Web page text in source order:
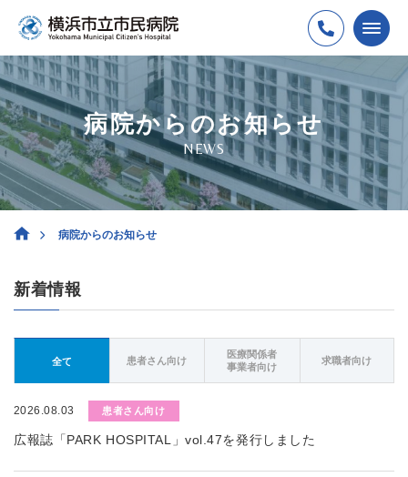
病院からのお知らせ
NEWS
病院からのお知らせ
新着情報
全て 患者さん向け
医療関係者
事業者向け
求職者向け
2026.08.03 患者さん向け
広報誌「PARK HOSPITAL」vol.47を発行しました